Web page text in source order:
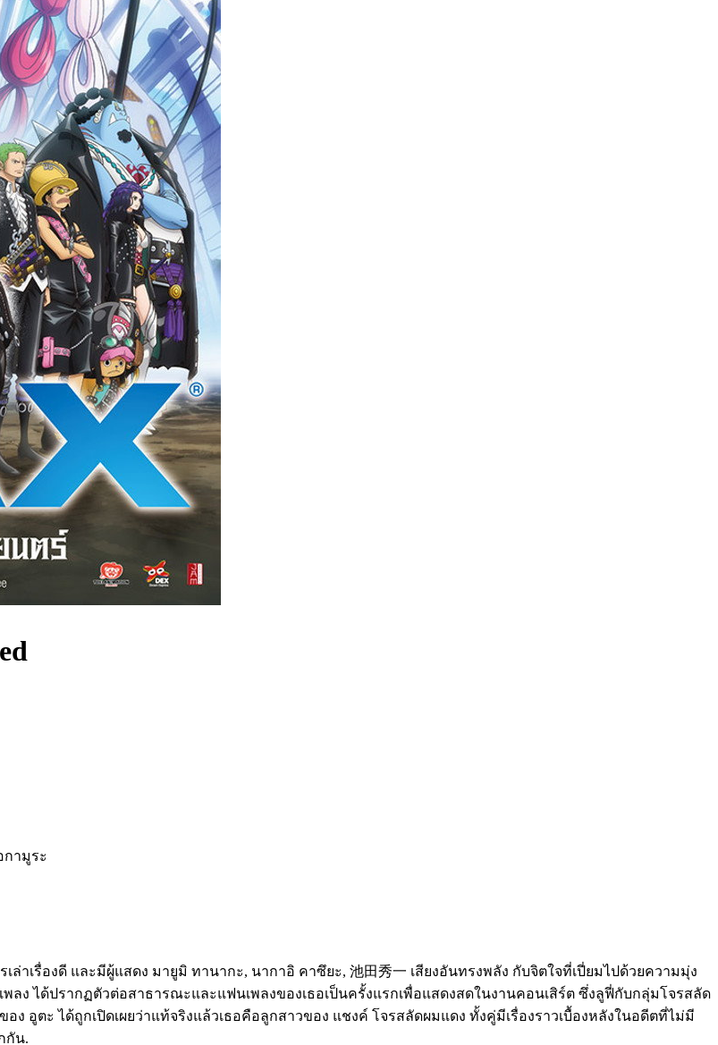
กามูระ
าเรื่องดี และมีผู้แสดง มายูมิ ทานากะ, นากาอิ คาซึยะ, 池田秀一 เสียงอันทรงพลัง กับจิตใจที่เปี่ยมไปด้วยความมุ่ง
พลง ได้ปรากฏตัวต่อสาธารณะและแฟนเพลงของเธอเป็นครั้งแรกเพื่อแสดงสดในงานคอนเสิร์ต ซึ่งลูฟี่กับกลุ่มโจรสลัด
อูตะ ได้ถูกเปิดเผยว่าแท้จริงแล้วเธอคือลูกสาวของ แชงค์ โจรสลัดผมแดง ทั้งคู่มีเรื่องราวเบื้องหลังในอดีตที่ไม่มี
กัน.